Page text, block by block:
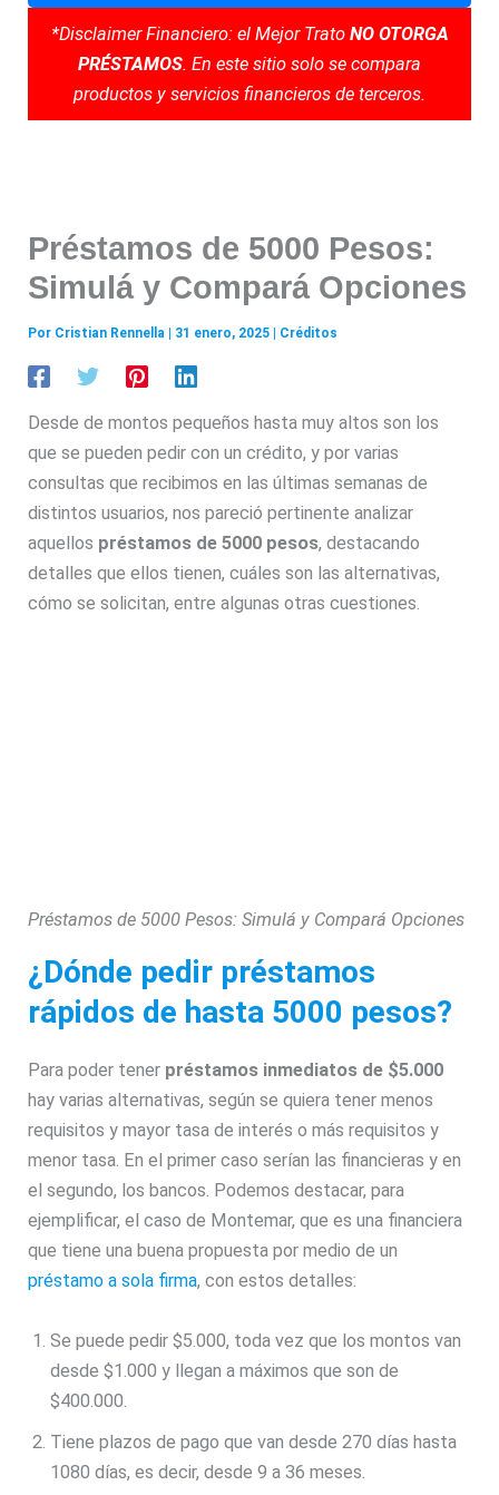
*Disclaimer Financiero: el Mejor Trato NO OTORGA
PRÉSTAMOS. En este sitio solo se compara
productos y servicios financieros de terceros.
Préstamos de 5000 Pesos:
Simulá y Compará Opciones
Por Cristian Rennella 31 enero, 2025 Créditos
Desde de montos pequeños hasta muy altos son los
que se pueden pedir con un crédito, y por varias
consultas que recibimos en las últimas semanas de
distintos usuarios, nos pareció pertinente analizar
aquellos préstamos de 5000 pesos, destacando
detalles que ellos tienen, cuáles son las alternativas,
cómo se solicitan, entre algunas otras cuestiones.
Préstamos de 5000 Pesos: Simulá y Compará Opciones
¿Dónde pedir préstamos
rápidos de hasta 5000 pesos?
Para poder tener préstamos inmediatos de $5.000
hay varias alternativas, según se quiera tener menos
requisitos y mayor tasa de interés o más requisitos y
menor tasa. En el primer caso serían las financieras y en
el segundo, los bancos. Podemos destacar, para
ejemplificar, el caso de Montemar, que es una financiera
que tiene una buena propuesta por medio de un
préstamo a sola firma, con estos detalles:
Se puede pedir $5.000, toda vez que los montos van
desde $1.000 y llegan a máximos que son de
$400.000.
Tiene plazos de pago que van desde 270 días hasta
1080 días, es decir, desde 9 a 36 meses.